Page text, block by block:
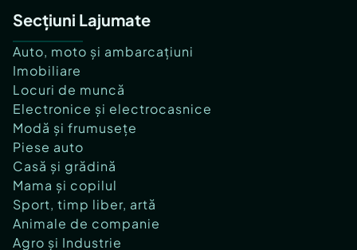
Secțiuni Lajumate
Auto, moto și ambarcațiuni
Imobiliare
Locuri de muncă
Electronice și electrocasnice
Modă și frumusețe
Piese auto
Casă și grădină
Mama și copilul
Sport, timp liber, artă
Animale de companie
Agro și Industrie